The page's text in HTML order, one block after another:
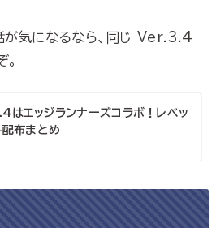
が気になるなら、同じ Ver.3.4
エッジランナーズコラボ！レベッ
配布まとめ